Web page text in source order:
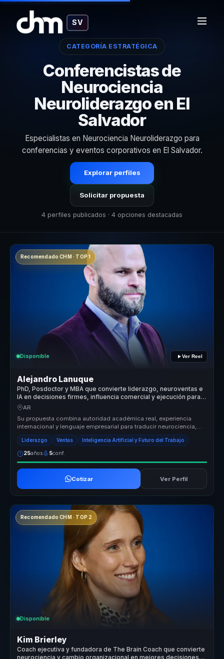
SV
CATEGORÍA ESTRATÉGICA
Conferencistas de
Neurociencia
Neuroliderazgo en El
Salvador
Especialistas en Neurociencia Neuroliderazgo para
conferencias y eventos corporativos en El Salvador.
Explorar perfiles
Solicitar propuesta
4 perfiles publicados · 4 opciones destacadas
Recomendado CHM · TOP 1
Disponible Ver Reel
Alejandro Lanuque
PhD, Posdoctor y MBA que convierte liderazgo, neuroventas e
IA en decisiones firmes, influencia comercial y ejecución para
líderes y equipos
AR
Su propuesta combina autoridad académica real, experiencia
internacional y lenguaje empresarial para traducir neurociencia,
power skills ...
Liderazgo Ventas Inteligencia Artificial y Futuro del Trabajo
25años 5conf.
Cotizar Ver Perfil
Recomendado CHM · TOP 2
Disponible
Kim Brierley
Coach ejecutiva y fundadora de The Brain Coach que convierte